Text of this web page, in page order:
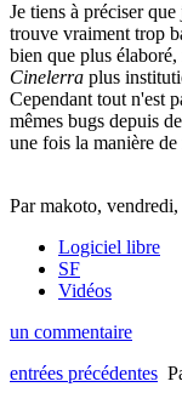
Je tiens à préciser
trouve vraiment trop
bien que plus
Cinelerra plus
Cependant tout n'est
mêmes bugs depuis
une fois la manière
Par makoto,
Logiciel libre
SF
Vidéos
un commentaire
entrées précédentes